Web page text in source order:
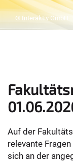
© Interaktiv GmbH
Auf der
relevante
sich an der